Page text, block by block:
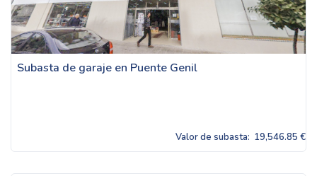
Subasta de garaje en Puente Genil
Valor de subasta: 19,546.85 €